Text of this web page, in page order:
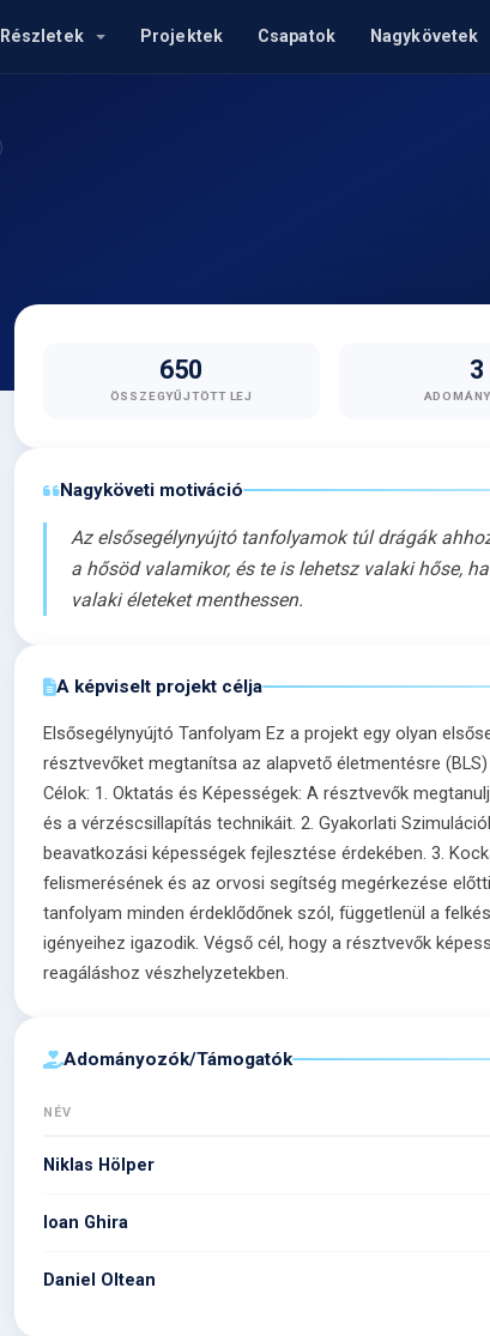
Részletek Projektek Csapatok Nagykövetek
650
ÖSSZEGYŰJTÖTT LEJ
3
Nagyköveti motiváció
Az elsősegélynyújtó tanfolyamok túl drágák
a hősöd valamikor, és te is lehetsz valaki hőse,
valaki életeket menthessen.
A képviselt projekt célja
Elsősegélynyújtó Tanfolyam Ez a projekt egy olyan
résztvevőket megtanítsa az alapvető életmentésre
Célok: 1. Oktatás és Képességek: A résztvevők
és a vérzéscsillapítás technikáit. 2. Gyakorlati
beavatkozási képességek fejlesztése érdekében. 3.
felismerésének és az orvosi segítség megérkezése
tanfolyam minden érdeklődőnek szól, függetlenül a
igényeihez igazodik. Végső cél, hogy a résztvevők
reagáláshoz vészhelyzetekben.
Adományozók/Támogatók
NÉV
Niklas Hölper
Ioan Ghira
Daniel Oltean